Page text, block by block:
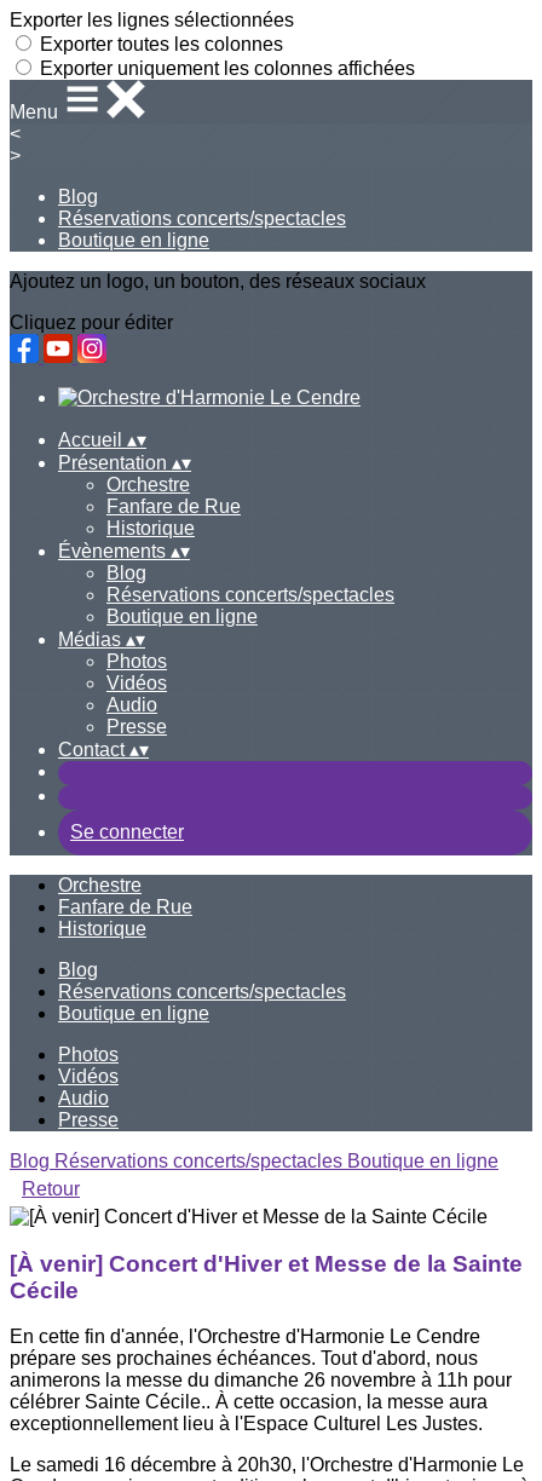
Exporter les lignes sélectionnées
Exporter toutes les colonnes
Exporter uniquement les colonnes affichées
Menu
<
>
Blog
Réservations concerts/spectacles
Boutique en ligne
Ajoutez un logo, un bouton, des réseaux sociaux
Cliquez pour éditer
Accueil ▴▾
Présentation ▴▾
Orchestre
Fanfare de Rue
Historique
Évènements ▴▾
Blog
Réservations concerts/spectacles
Boutique en ligne
Médias ▴▾
Photos
Vidéos
Audio
Presse
Contact▴▾
Se connecter
Orchestre
Fanfare de Rue
Historique
Blog
Réservations concerts/spectacles
Boutique en ligne
Photos
Vidéos
Audio
Presse
Blog Réservations concerts/spectacles Boutique en ligne
Retour
[À venir] Concert d'Hiver et Messe de la Sainte
Cécile
En cette fin d'année, l'Orchestre d'Harmonie Le Cendre
prépare ses prochaines échéances. Tout d'abord, nous
animerons la messe du dimanche 26 novembre à 11h pour
célébrer Sainte Cécile.. À cette occasion, la messe aura
exceptionnellement lieu à l'Espace Culturel Les Justes.
Le samedi 16 décembre à 20h30, l'Orchestre d'Harmonie Le